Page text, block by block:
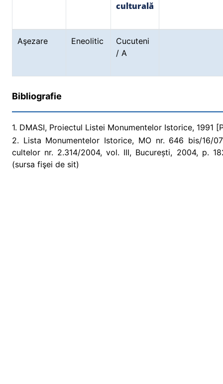
culturală
Aşezare Eneolitic
Cucuteni
/ A
Bibliografie
1. DMASI, Proiectul Listei Monumentelor Istorice, 1991
2. Lista Monumentelor Istorice, MO nr. 646 bis/16/
cultelor nr. 2.314/2004, vol. III, București, 2004, p.
(sursa fişei de sit)